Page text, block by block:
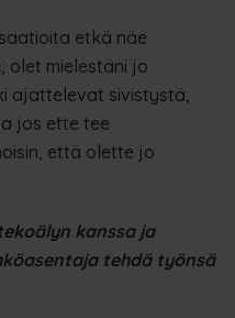
etkä näe
olet mielestäni jo
ajattelevat sivistystä,
jos ette tee
että olette jo
kanssa ja
tehdä työnsä